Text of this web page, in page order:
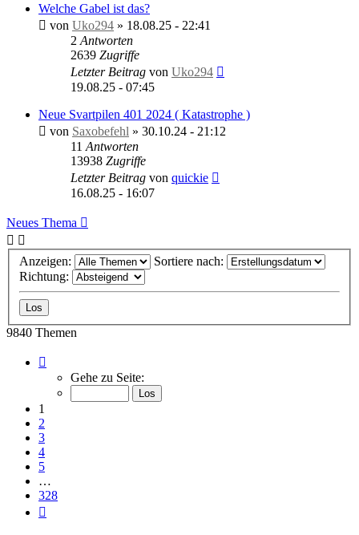
Welche Gabel ist das?
von Uko294 » 18.08.25 - 22:41
2 Antworten
2639 Zugriffe
Letzter Beitrag von Uko294
19.08.25 - 07:45
Neue Svartpilen 401 2024 ( Katastrophe )
von Saxobefehl » 30.10.24 - 21:12
11 Antworten
13938 Zugriffe
Letzter Beitrag von quickie
16.08.25 - 16:07
Neues Thema
Anzeigen:
Sortiere nach:
Richtung:
9840 Themen
von
Gehe zu Seite:
1
2
3
4
5
…
328